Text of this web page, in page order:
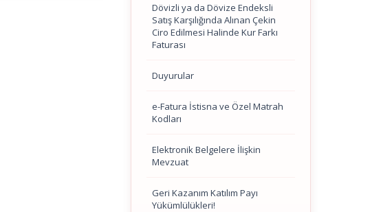
Dövizli ya da Dövize Endeksli
Satış Karşılığında Alınan Çekin
Ciro Edilmesi Halinde Kur Farkı
Faturası
Duyurular
e-Fatura İstisna ve Özel Matrah
Kodları
Elektronik Belgelere İlişkin
Mevzuat
Geri Kazanım Katılım Payı
Yükümlülükleri!